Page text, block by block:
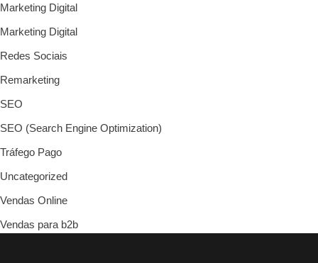
Marketing Digital
Marketing Digital
Redes Sociais
Remarketing
SEO
SEO (Search Engine Optimization)
Tráfego Pago
Uncategorized
Vendas Online
Vendas para b2b